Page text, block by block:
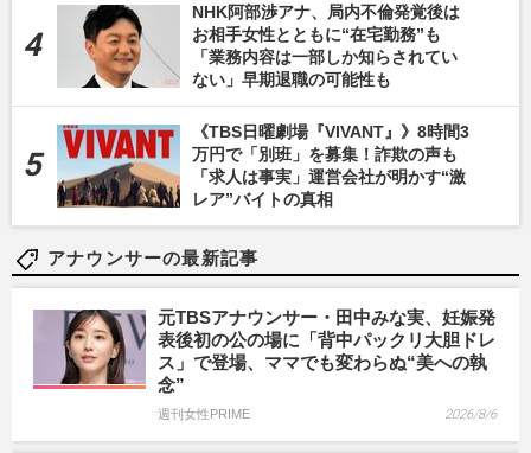
NHK阿部渉アナ、局内不倫発覚後は
お相手女性とともに“在宅勤務”も
「業務内容は一部しか知らされてい
ない」早期退職の可能性も
《TBS日曜劇場『VIVANT』》8時間3
万円で「別班」を募集！詐欺の声も
「求人は事実」運営会社が明かす“激
レア”バイトの真相
アナウンサーの最新記事
元TBSアナウンサー・田中みな実、妊娠発
表後初の公の場に「背中パックリ大胆ドレ
ス」で登場、ママでも変わらぬ“美への執
念”
週刊女性PRIME 2026/8/6